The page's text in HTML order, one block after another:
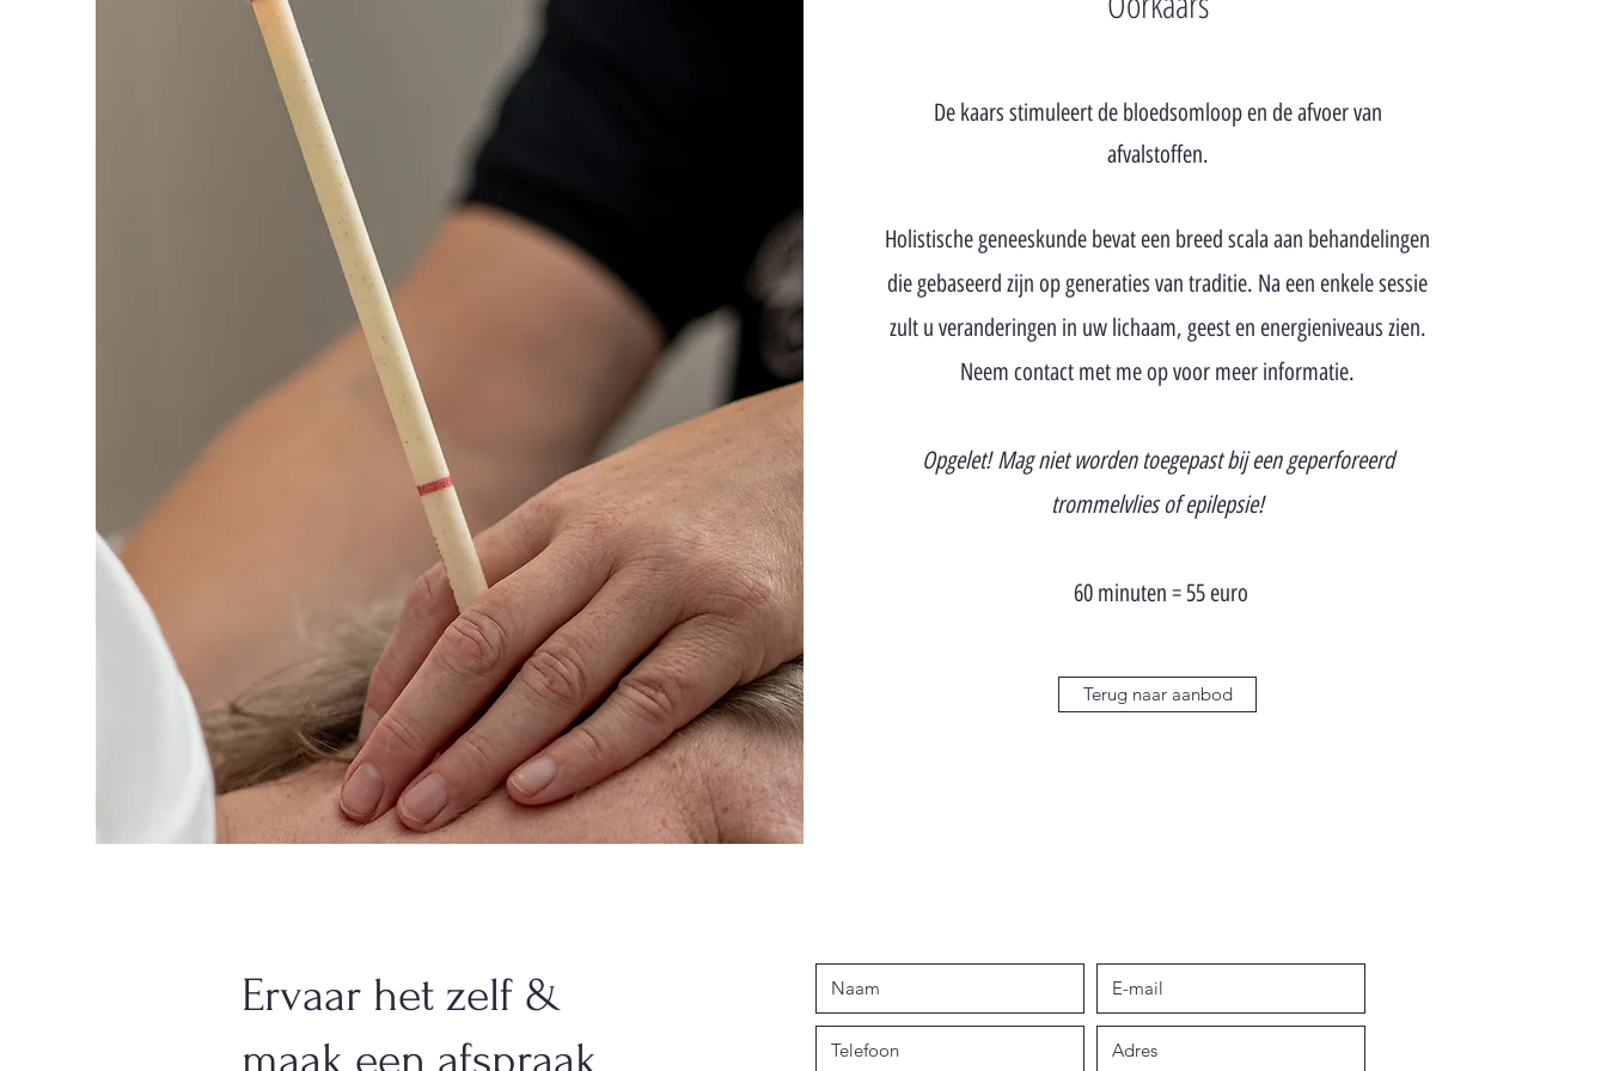
De kaars stimuleert de bloedsomloop en de afvoer van
afvalstoffen.
Holistische geneeskunde bevat een breed scala aan behandelingen
die gebaseerd zijn op generaties van traditie. Na een enkele sessie
zult u veranderingen in uw lichaam, geest en energieniveaus zien.
Neem contact met me op voor meer informatie.
Opgelet! Mag niet worden toegepast bij een geperforeerd
trommelvlies of epilepsie!
60 minuten = 55 euro
Terug naar aanbod
Ervaar het zelf &
maak een afspraak